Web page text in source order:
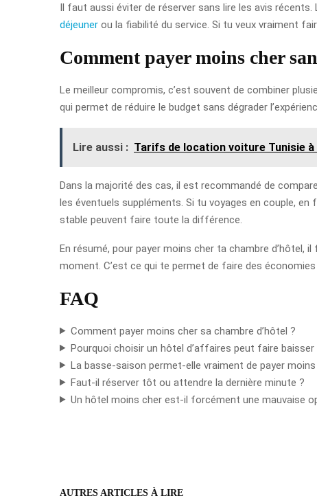
Il faut aussi éviter de réserver sans lire les avis
déjeuner ou la fiabilité du service. Si tu veux vraiment
Comment payer moins cher
Le meilleur compromis, c’est souvent de combiner
qui permet de réduire le budget sans dégrader
Lire aussi : Tarifs de location voiture Tunisie
Dans la majorité des cas, il est recommandé de
les éventuels suppléments. Si tu voyages en couple,
stable peuvent faire toute la différence.
En résumé, pour payer moins cher ta chambre d’hôtel,
moment. C’est ce qui te permet de faire des
FAQ
Comment payer moins cher sa chambre d’hôtel ?
Pourquoi choisir un hôtel d’affaires peut faire baisser
La basse-saison permet-elle vraiment de payer
Faut-il réserver tôt ou attendre la dernière minute ?
Un hôtel moins cher est-il forcément une mauvaise
AUTRES ARTICLES À LIRE